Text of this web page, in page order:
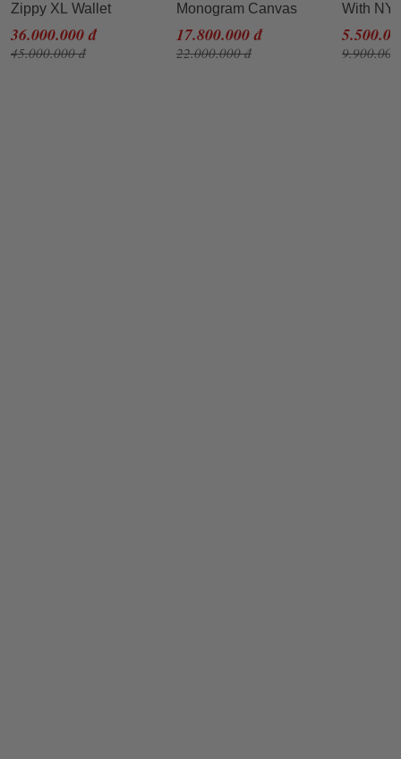
Zippy XL Wallet
Monogram Clutch
36.000.000 đ
45.000.000 đ
Monogram Canvas
SS2019 Màu Đen
17.800.000 đ
22.000.000 đ
With NY
Patch